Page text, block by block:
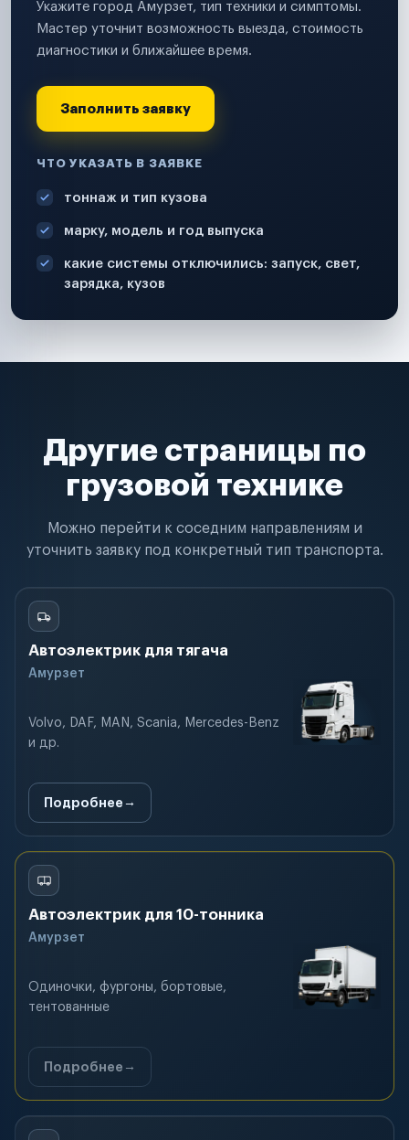
Укажите город Амурзет, тип техники и симптомы.
Мастер уточнит возможность выезда, стоимость
диагностики и ближайшее время.
Заполнить заявку
ЧТО УКАЗАТЬ В ЗАЯВКЕ
тоннаж и тип кузова
марку, модель и год выпуска
какие системы отключились: запуск, свет,
зарядка, кузов
Другие страницы по
грузовой технике
Можно перейти к соседним направлениям и
уточнить заявку под конкретный тип транспорта.
Автоэлектрик для тягача
Амурзет
Volvo, DAF, MAN, Scania, Mercedes-Benz
и др.
Подробнее
Автоэлектрик для 10-тонника
Амурзет
Одиночки, фургоны, бортовые,
тентованные
Подробнее